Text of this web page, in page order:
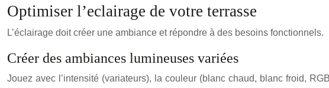
Optimiser l’eclairage de votre terrasse
L’éclairage doit créer une ambiance et répondre à des besoins fonctionnels.
Créer des ambiances lumineuses variées
Jouez avec l’intensité (variateurs), la couleur (blanc chaud, blanc froid,